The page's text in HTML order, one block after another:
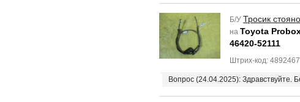
Б/У Тросик
на Toyota
46420-52111
Штрих-код: 4892467
Вопрос (24.04.2025): Здравствуйте.